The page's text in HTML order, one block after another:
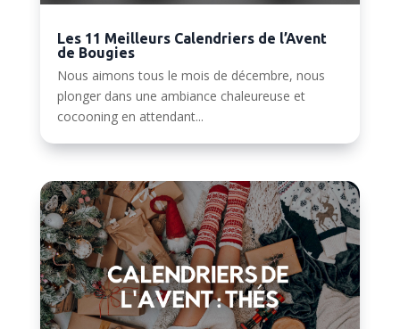
Les 11 Meilleurs Calendriers de l’Avent
de Bougies
Nous aimons tous le mois de décembre, nous
plonger dans une ambiance chaleureuse et
cocooning en attendant...